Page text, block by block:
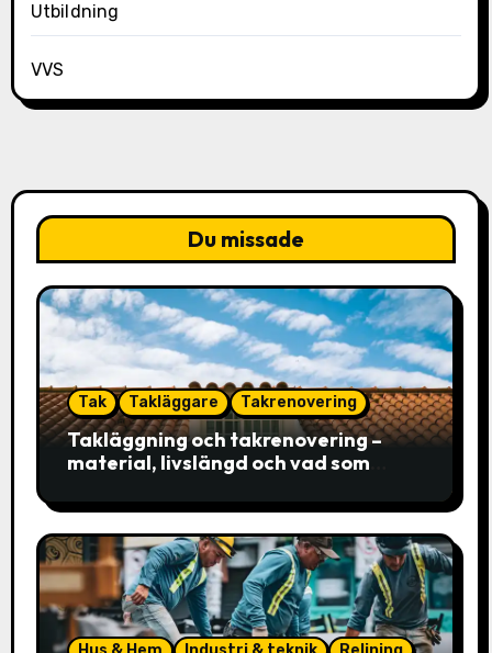
Utbildning
VVS
Du missade
Tak Takläggare Takrenovering
Takläggning och takrenovering –
material, livslängd och vad som